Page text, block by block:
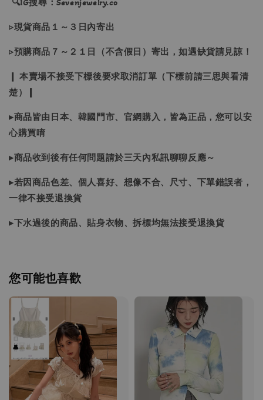
▹現貨商品１～３日內寄出
▹預購商品７～２１日（不含假日）寄出，如遇缺貨請見諒！
❙ 本賣場不接受下標後要求取消訂單（下標前請三思與看清
楚）❙
▸商品皆由日本、韓國門市、官網購入，皆為正品，您可以安
心購買唷
▸商品收到後有任何問題請於三天內私訊聊聊反應～
▸若因商品色差、個人喜好、想像不合、尺寸、下單錯誤者，
一律不接受退換貨
▸下水過後的商品、貼身衣物、拆標均無法接受退換貨
您可能也喜歡